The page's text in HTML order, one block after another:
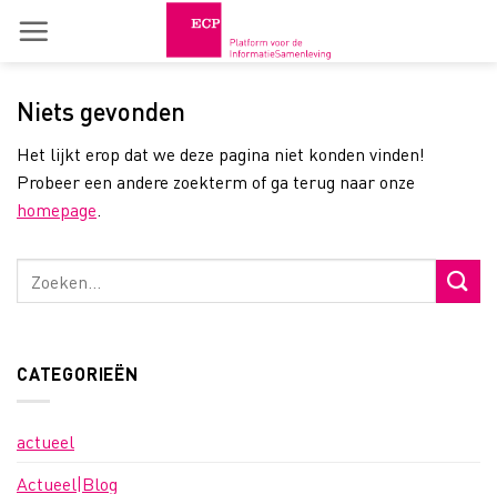
Niets gevonden
Het lijkt erop dat we deze pagina niet konden vinden!
Probeer een andere zoekterm of ga terug naar onze
homepage
CATEGORIEËN
actueel
Actueel|Blog